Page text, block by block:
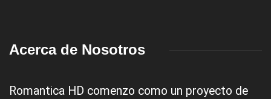
Acerca de Nosotros
Romantica HD comenzo como un proyecto de